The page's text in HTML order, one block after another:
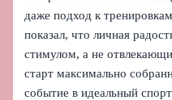
даже подход к
показал, что личная
стимулом, а не
старт максимально
событие в идеальный